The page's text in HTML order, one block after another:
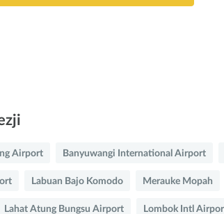
Airport Banyuwangi International Airport
Labuan Bajo Komodo Merauke Mopah
Lahat Atung Bungsu Airport Lombok Intl